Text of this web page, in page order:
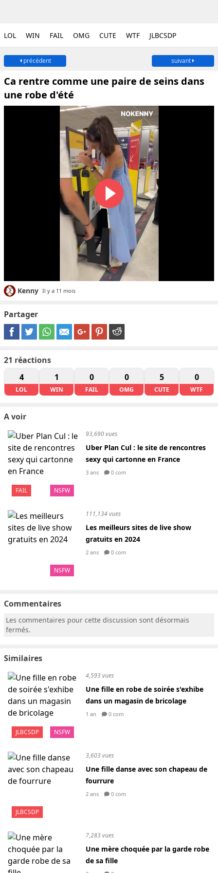
LOL WIN FAIL OMG CUTE WTF JLBCSDP
précédent suivant
Ca rentre comme une paire de seins dans
une robe d'été
Kenny Il y a 11 mois
Partager
21 réactions
4
LOL
1
WIN
0
FAIL
0
OMG
5
CUTE
0
WTF
A voir
FAIL NSFW
93,690 vues
Uber Plan Cul : le site de rencontres
sexy qui cartonne en France
3 ans 0 com
NSFW
111,134 vues
Les meilleurs sites de live show
gratuits en 2024
2 ans 0 com
Commentaires
Les commentaires pour cette discussion sont désormais
fermés.
Similaires
JLBCSDP NSFW
4,593 vues
Une fille en robe de soirée s'exhibe
dans un magasin de bricolage
1 an 0 com
JLBCSDP
3,603 vues
Une fille danse avec son chapeau de
fourrure
2 ans 0 com
7,283 vues
Une mère choquée par la garde robe
de sa fille